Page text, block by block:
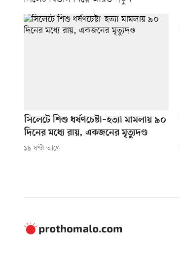
সিলেটে শিশু ধর্ষণচেষ্টা–হত্যা মামলায় ৯০
দিনের মধ্যে রায়, একজনের মৃত্যুদণ্ড
১৯ ঘণ্টা আগে